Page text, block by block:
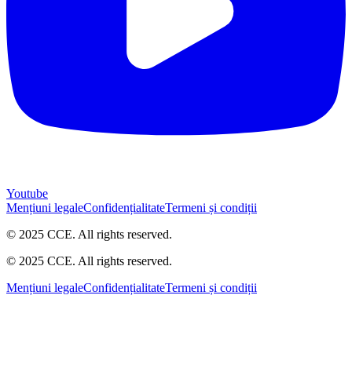
Youtube
Mențiuni legaleConfidențialitateTermeni și condiții
© 2025 CCE. All rights reserved.
© 2025 CCE. All rights reserved.
Mențiuni legaleConfidențialitateTermeni și condiții